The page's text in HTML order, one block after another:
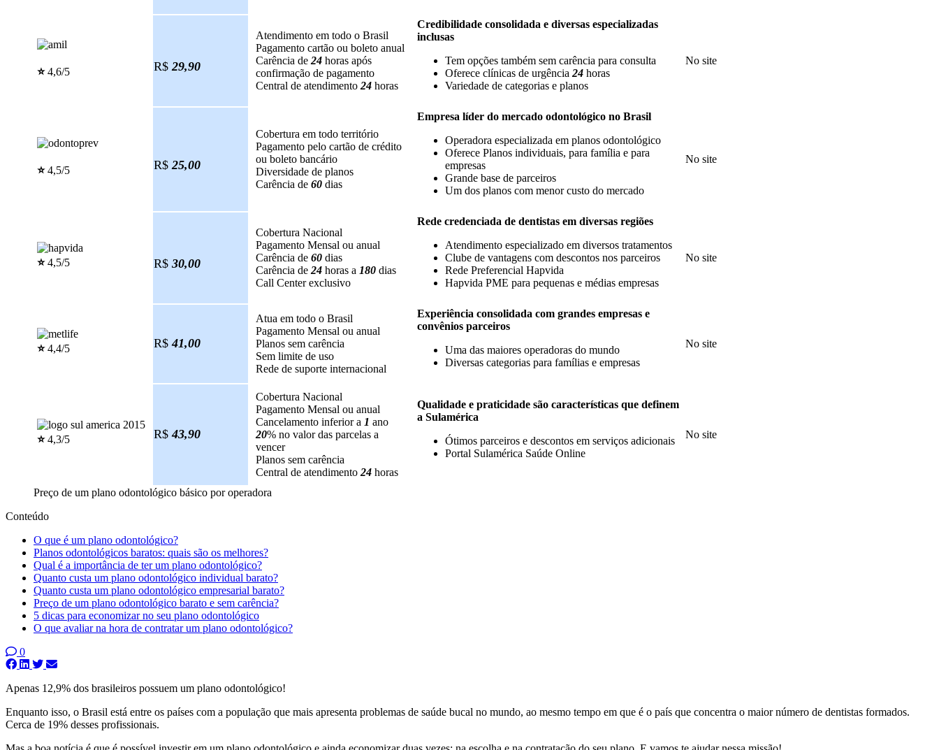
⭐️4,6/5 R$ 29,90
Atendimento em todo o Brasil
Pagamento cartão ou boleto anual
Carência de 24 horas após
confirmação de pagamento
Central de atendimento 24 horas
Credibilidade consolidada e diversas especializadas
inclusas
Tem opções também sem carência para consulta
Oferece clínicas de urgência 24 horas
Variedade de categorias e planos
No site
⭐️4,5/5 R$ 25,00
Cobertura em todo território
Pagamento pelo cartão de crédito
ou boleto bancário
Diversidade de planos
Carência de 60 dias
Empresa líder do mercado odontológico no Brasil
Operadora especializada em planos odontológico
Oferece Planos individuais, para família e para
empresas
Grande base de parceiros
Um dos planos com menor custo do mercado
No site
⭐️4,5/5 R$ 30,00
Cobertura Nacional
Pagamento Mensal ou anual
Carência de 60 dias
Carência de 24 horas a 180 dias
Call Center exclusivo
Rede credenciada de dentistas em diversas regiões
Atendimento especializado em diversos tratamentos
Clube de vantagens com descontos nos parceiros
Rede Preferencial Hapvida
Hapvida PME para pequenas e médias empresas
No site
⭐️4,4/5 R$ 41,00
Atua em todo o Brasil
Pagamento Mensal ou anual
Planos sem carência
Sem limite de uso
Rede de suporte internacional
Experiência consolidada com grandes empresas e
convênios parceiros
Uma das maiores operadoras do mundo
Diversas categorias para famílias e empresas
No site
⭐️4,3/5 R$ 43,90
Cobertura Nacional
Pagamento Mensal ou anual
Cancelamento inferior a 1 ano
20% no valor das parcelas a
vencer
Planos sem carência
Central de atendimento 24 horas
Qualidade e praticidade são características que definem
a Sulamérica
Ótimos parceiros e descontos em serviços adicionais
Portal Sulamérica Saúde Online
No site
Preço de um plano odontológico básico por operadora
Conteúdo
O que é um plano odontológico?
Planos odontológicos baratos: quais são os melhores?
Qual é a importância de ter um plano odontológico?
Quanto custa um plano odontológico individual barato?
Quanto custa um plano odontológico empresarial barato?
Preço de um plano odontológico barato e sem carência?
5 dicas para economizar no seu plano odontológico
O que avaliar na hora de contratar um plano odontológico?
0
Apenas 12,9% dos brasileiros possuem um plano odontológico!
Enquanto isso, o Brasil está entre os países com a população que mais apresenta problemas de saúde bucal no mundo, ao mesmo tempo em que é o país que concentra o maior número de dentistas formados.
Cerca de 19% desses profissionais.